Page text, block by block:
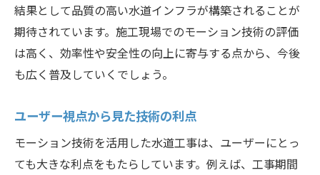
結果として品質の高い水道インフラが構築されることが
期待されています。施工現場でのモーション技術の評価
は高く、効率性や安全性の向上に寄与する点から、今後
も広く普及していくでしょう。
ユーザー視点から見た技術の利点
モーション技術を活用した水道工事は、ユーザーにとっ
ても大きな利点をもたらしています。例えば、工事期間